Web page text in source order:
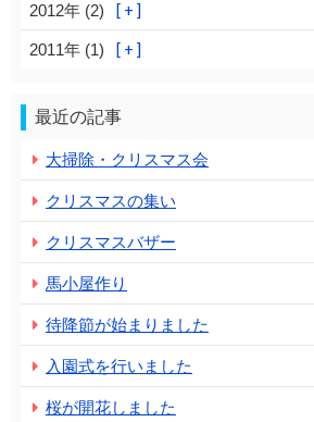
2012年 (2)
2011年 (1)
最近の記事
大掃除・クリスマス会
クリスマスの集い
クリスマスバザー
馬小屋作り
待降節が始まりました
入園式を行いました
桜が開花しました